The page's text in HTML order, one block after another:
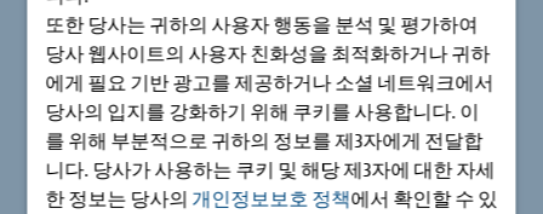
또한 당사는 귀하의 사용자 행동을 분석 및 평가하여
당사 웹사이트의 사용자 친화성을 최적화하거나 귀하
에게 필요 기반 광고를 제공하거나 소셜 네트워크에서
당사의 입지를 강화하기 위해 쿠키를 사용합니다. 이
를 위해 부분적으로 귀하의 정보를 제3자에게 전달합
니다. 당사가 사용하는 쿠키 및 해당 제3자에 대한 자세
한 정보는 당사의 개인정보보호 정책에서 확인할 수 있
고객지원